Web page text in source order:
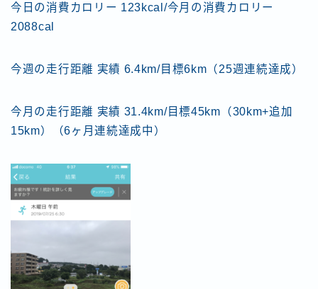
今日の消費カロリー 123kcal/今月の消費カロリー
2088cal
今週の走行距離 実績 6.4km/目標6km（25週連続達成）
今月の走行距離 実績 31.4km/目標45km（30km+追加
15km）（6ヶ月連続達成中）